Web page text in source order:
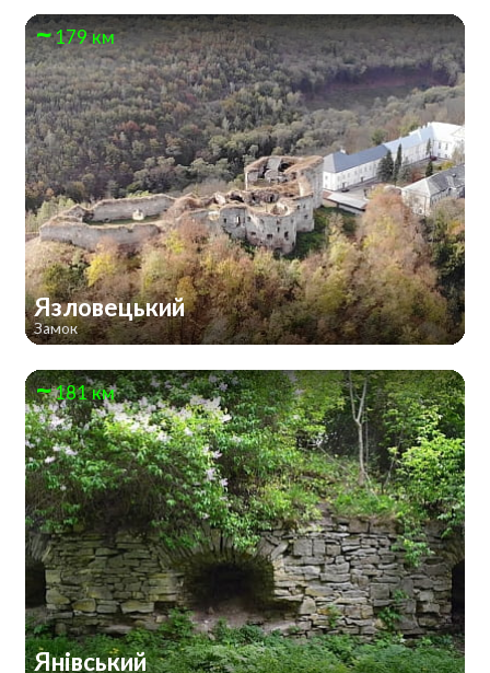
179 км
Язловецький
Замок
181 км
Янівський